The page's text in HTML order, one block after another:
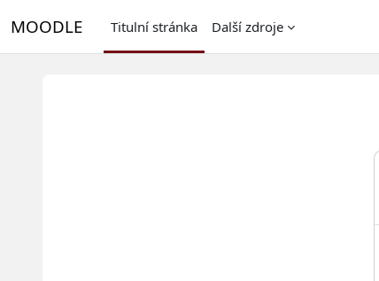
MOODLE Titulní stránka Další zdroje